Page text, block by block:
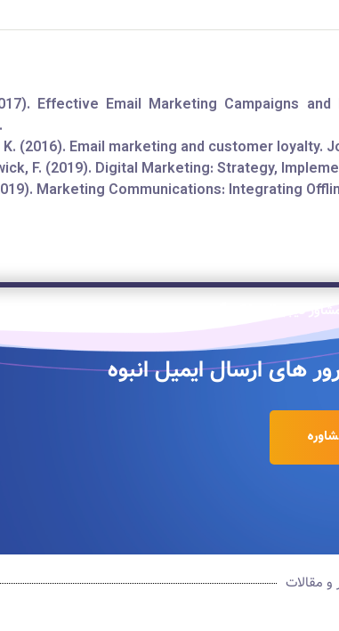
Effective Email Marketing Campaigns
K. (2016). Email marketing and customer
F. (2019). Digital Marketing: Strategy,
Marketing Communications: Integrating
دیجیتال مارکتینگ
های ارسال ایمیل انبوه
و مقالات